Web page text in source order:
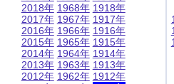
2018年
2017年
2016年
2015年
2014年
2013年
2012年
1968年
1967年
1966年
1965年
1964年
1963年
1962年
1918年
1917年
1916年
1915年
1914年
1913年
1912年